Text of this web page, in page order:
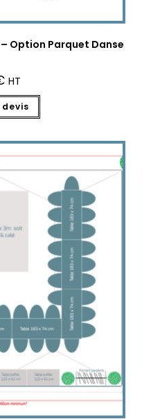
Option Parquet Danse
HT